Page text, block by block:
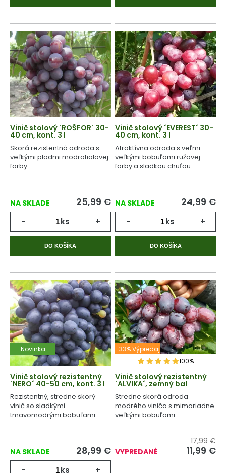
Vinič stolový ´ROŠFOR´ 30-
40 cm, kont. 3 l
Skorá rezistentná odroda s
veľkými plodmi modrofialovej
farby.
NA SKLADE 25,99 €
- ks +
DO KOŠÍKA
Vinič stolový ´EVEREST´ 30-
40 cm, kont. 3 l
Atraktívna odroda s veľmi
veľkými bobuľami ružovej
farby a sladkou chuťou.
NA SKLADE 24,99 €
- ks +
DO KOŠÍKA
Novinka
Vinič stolový rezistentný
´NERO´ 40-50 cm, kont. 3 l
Rezistentný, stredne skorý
vinič so sladkými
tmavomodrými bobuľami.
NA SKLADE 28,99 €
- ks +
-33% Výpredaj
100%
Vinič stolový rezistentný
´ALVIKA´, zemný bal
Stredne skorá odroda
modrého viniča s mimoriadne
veľkými bobuľami.
VYPREDANÉ
17,99 €
11,99 €